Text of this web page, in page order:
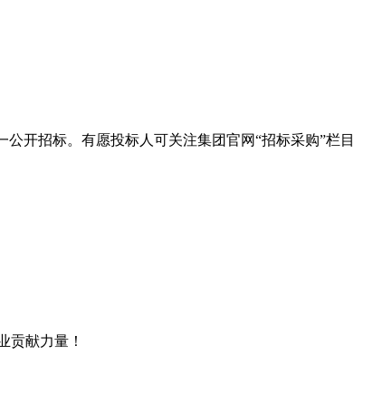
开招标。有愿投标人可关注集团官网“招标采购”栏目
贡献力量！